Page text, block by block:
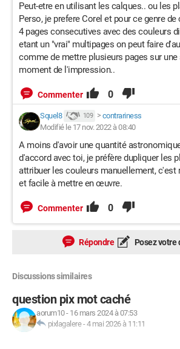
Peut-etre en utilisant les calques.. ou les
Perso, je prefere Corel et pour ce genre
4 pages consecutives avec des couleurs
etant un "vrai" multipages on peut faire
comme de mettre plusieurs pages sur une
moment de l'impression..
Commenter 0
Squel8 109 > contrariness
Modifié le 17 nov. 2022 à 08:40
A moins d'avoir une quantité
d'accord avec toi, je préfère dupliquer les
attribuer les couleurs manuellement, c'est
et facile à mettre en œuvre.
Commenter 0
Répondre Posez votre
Discussions similaires
question pix mot caché
aorum10- 16 mars 2024 à 07:53
pixlagalere-4 mai 2026 à 11:11